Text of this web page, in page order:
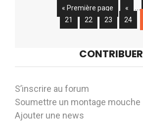
« Première page « …
21 22 23 24
CONTRIBUER
S’inscrire au forum
Soumettre un montage mouche
Ajouter une news